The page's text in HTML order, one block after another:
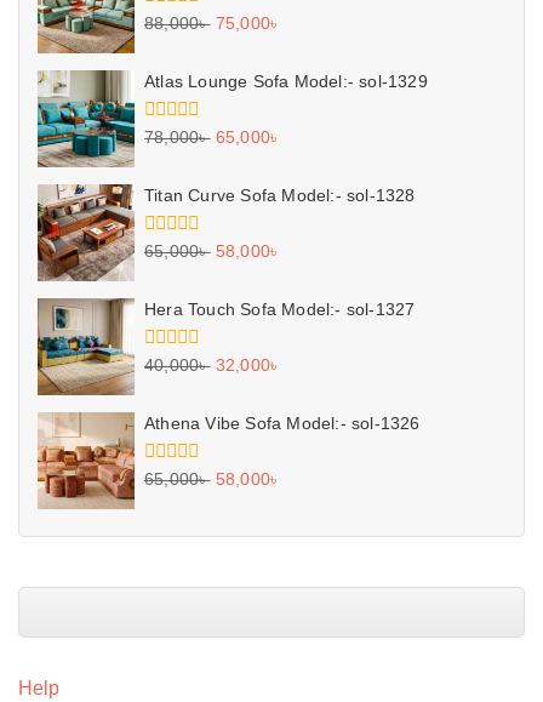
0
5
88,000৳ 75,000৳
Atlas Lounge Sofa Model:- sol-1329
0
5
78,000৳ 65,000৳
Titan Curve Sofa Model:- sol-1328
0
5
65,000৳ 58,000৳
Hera Touch Sofa Model:- sol-1327
0
5
40,000৳ 32,000৳
Athena Vibe Sofa Model:- sol-1326
0
5
65,000৳ 58,000৳
Help